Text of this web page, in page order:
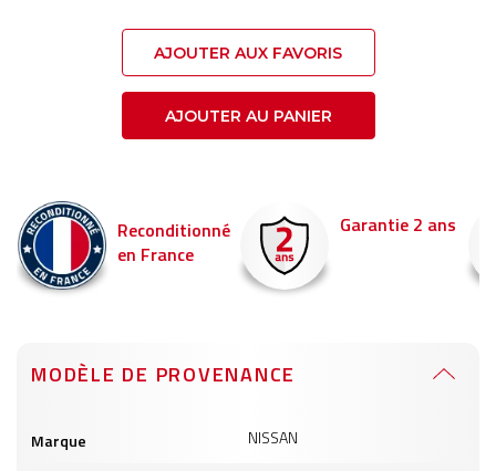
AJOUTER AUX FAVORIS
AJOUTER AU PANIER
Reconditionné
en France
Garantie 2 ans
MODÈLE DE PROVENANCE
produits
Marque NISSAN